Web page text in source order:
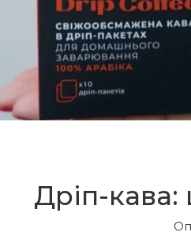
Дріп-кава: